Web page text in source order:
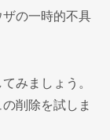
の一時的不具
みましょう。
削除を試しま